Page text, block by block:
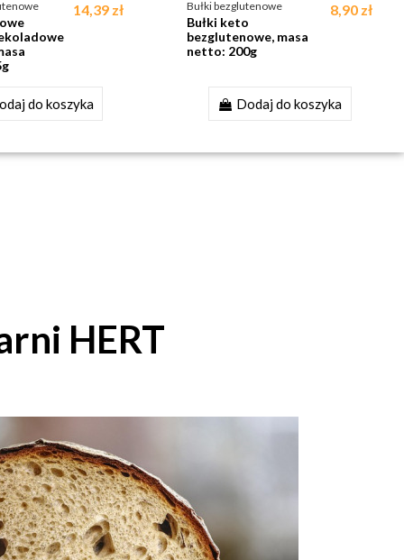
14,39 zł
do koszyka
Bułki bezglutenowe
Bułki keto
bezglutenowe, masa
netto: 200g
8,90 zł
Dodaj do koszyka
z żurawiną
& OWIES
HERT